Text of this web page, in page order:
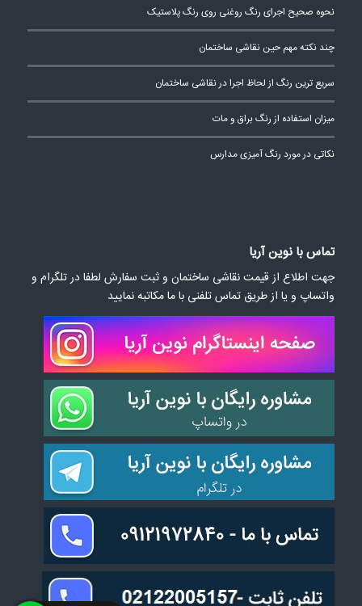
نحوه صحیح اجرای رنگ روغنی روی رنگ پلاستیک
چند نکته مهم حین نقاشی ساختمان
سریع ترین رنگ از لحاظ اجرا در نقاشی ساختمان
میزان استفاده از رنگ براق و مات
نکاتی در مورد رنگ آمیزی مدارس
تماس با نوین آریا
جهت اطلاع از قیمت نقاشی ساختمان و ثبت سفارش لطفا در تلگرام و
واتساپ و یا از طریق تماس تلفنی با ما مکاتبه نمایید